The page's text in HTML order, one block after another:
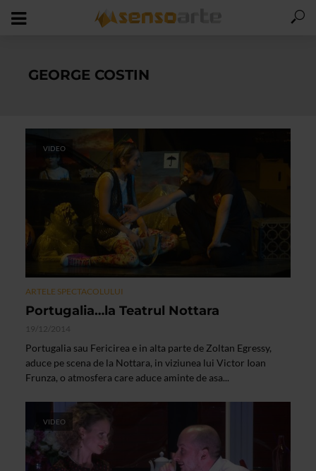
GEORGE COSTIN
VIDEO
ARTELE SPECTACOLULUI
Portugalia…la Teatrul Nottara
19/12/2014
Portugalia sau Fericirea e in alta parte de Zoltan Egressy,
aduce pe scena de la Nottara, in viziunea lui Victor Ioan
Frunza, o atmosfera care aduce aminte de asa...
VIDEO